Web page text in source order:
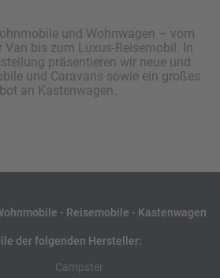
und Wohnwagen – vom
Van bis zum Luxus-Reisemobil. In
präsentieren wir neue und
und Caravans sowie ein großes
an Kastenwagen.
- Reisemobile - Kastenwagen
der folgenden Hersteller:
Campster